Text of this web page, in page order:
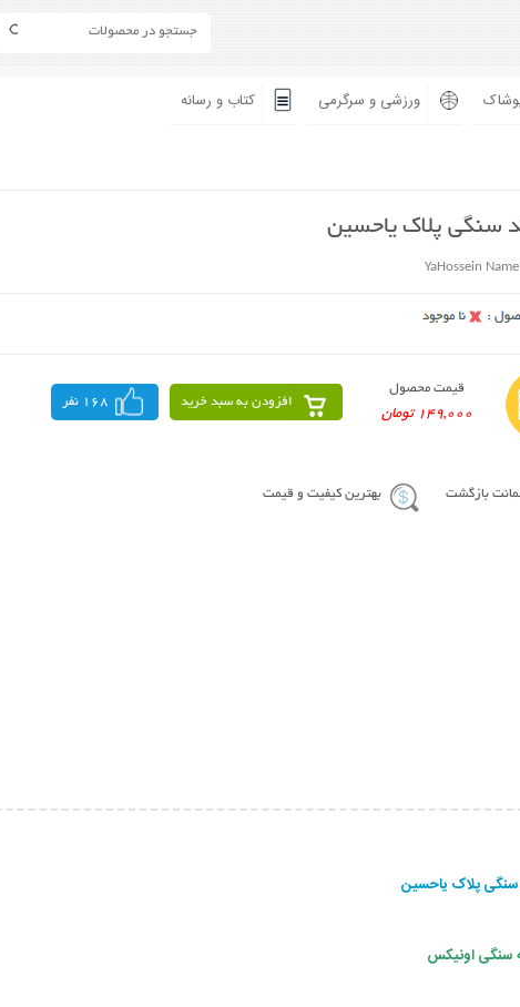
ورزشی و سرگرمی کتاب و رسانه
سنگی پلاک یاحسین
YaHossein
قیمت محصول
149,000 تومان
افزودن به سبد خرید 168 نفر
بازگشت بهترین کیفیت و قیمت
سنگی پلاک یاحسین
سنگی اونیکس